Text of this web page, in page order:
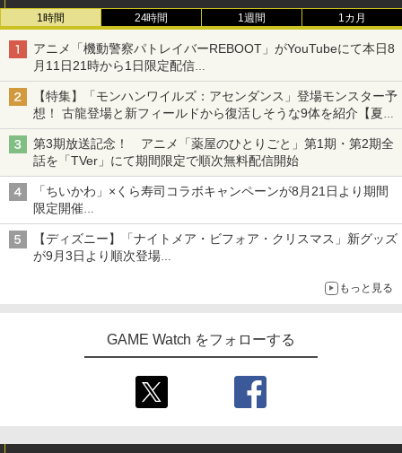
1時間 24時間 1週間 1カ月
アニメ「機動警察パトレイバーREBOOT」がYouTubeにて本日8
月11日21時から1日限定配信
8月14日にはU-NEXTで限定配信
【特集】「モンハンワイルズ：アセンダンス」登場モンスター予
想！ 古龍登場と新フィールドから復活しそうな9体を紹介【夏休
み特集2026】
第3期放送記念！ アニメ「薬屋のひとりごと」第1期・第2期全
話を「TVer」にて期間限定で順次無料配信開始
「ちいかわ」×くら寿司コラボキャンペーンが8月21日より期間
限定開催
オリジナルの湯呑みや寿司皿が景品に登場！
【ディズニー】「ナイトメア・ビフォア・クリスマス」新グッズ
が9月3日より順次登場
もっと見る
GAME Watch をフォローする